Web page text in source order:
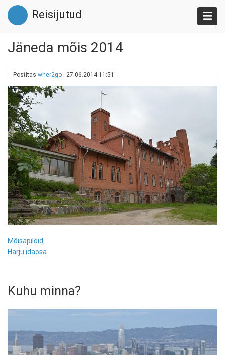
Liigu
edasi
põhisisu
Reisijutud
Jäneda mõis 2014
Postitas wher2go - 27.06.2014 11:51
Mõisapildid
Harju idaosa
Kuhu minna?